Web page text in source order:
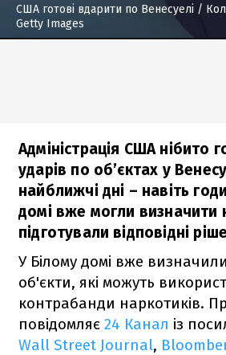
США готові вдарити по Венесуелі /
Getty Images
Адміністрація США нібито
ударів по об’єктах у
найближчі дні – навіть
домі вже могли визначити
підготували відповідні
У Білому домі вже визначили
об'єкти, які можуть
контрабанди наркотиків.
повідомляє 24 Канал із
Wall Street Journal,